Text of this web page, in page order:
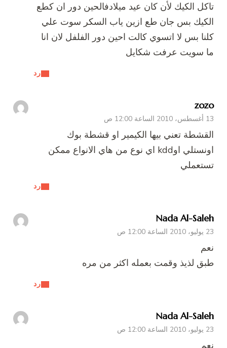
رد
تاكل الكيك لأن كان عيد ميلادفالحين دور ان كطع
الكيك بس جان طع ازين ياب السكر سوت علي
كلنا بس لا اتسوي كالت احين دور الفلفل لان انا
ما سويت عرفت شكايل
zozo
13 أغسطس، 2010 الساعة 12:00 ص
رد
القشطة تعني بيها الكيمير او قشطة بوك
اونستلي اوkdd اي نوع من هاي الانواع ممكن
تستعملي
Nada Al-Saleh
23 يوليو، 2010 الساعة 12:00 ص
رد
نعم
طبق لذيذ وقمت بعمله اكثر من مره
Nada Al-Saleh
23 يوليو، 2010 الساعة 12:00 ص